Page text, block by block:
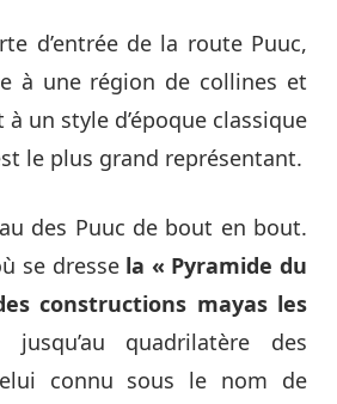
d’entrée de la route Puuc,
à une région de collines et
un style d’époque classique
le plus grand représentant.
des Puuc de bout en bout.
se dresse la « Pyramide du
constructions mayas les
jusqu’au quadrilatère des
connu sous le nom de